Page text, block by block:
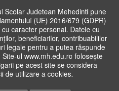
Scolar Judetean Mehedinti pune
(UE) 2016/679 (GDPR)
caracter personal. Datele cu
beneficiarilor, contribuabililor
legale pentru a putea răspunde
ul www.mh.edu.ro folosește
pe acest site se considera
de utilizare a cookies.